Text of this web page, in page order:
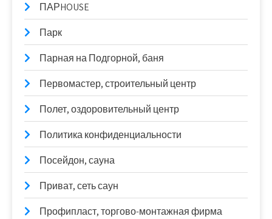
ПАРHOUSE
Парк
Парная на Подгорной, баня
Первомастер, строительный центр
Полет, оздоровительный центр
Политика конфиденциальности
Посейдон, сауна
Приват, сеть саун
Профипласт, торгово-монтажная фирма